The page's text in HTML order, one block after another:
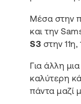
Μέσα στην
και την
S3 στην
Για άλλη
καλύτερη
πάντα μαζί